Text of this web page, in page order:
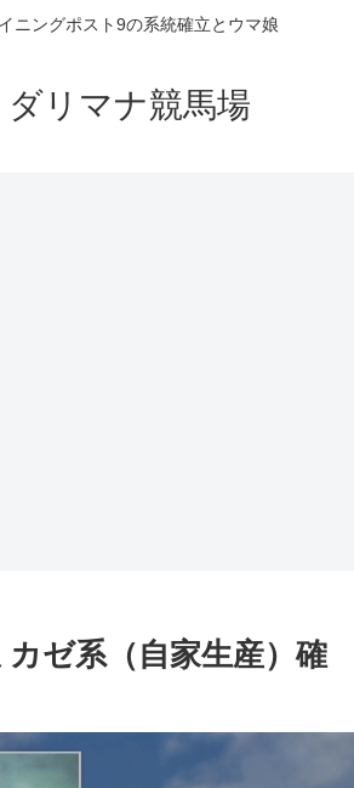
ニングポスト9の系統確立とウマ娘
ダリマナ競馬場
カゼ系（自家生産）確